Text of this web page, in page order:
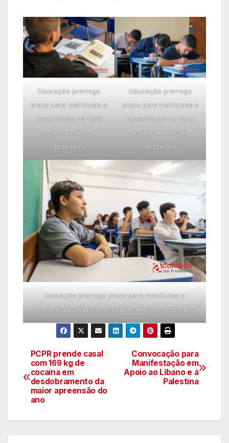
Educação prorroga
prazo para matrículas e
rematrículas na rede
estadual até 6 de
dezembro
Educação prorroga
prazo para matrículas e
rematrículas na rede
estadual até 6 de
dezembro
Educação prorroga prazo para matrículas e
rematrículas na rede estadual até 6 de dezembro
Navegação
de
artigos
Convocação para
Manifestação em
Apoio ao Líbano e à
Palestina
PCPR prende casal
com 169 kg de
cocaína em
desdobramento da
maior apreensão do
ano